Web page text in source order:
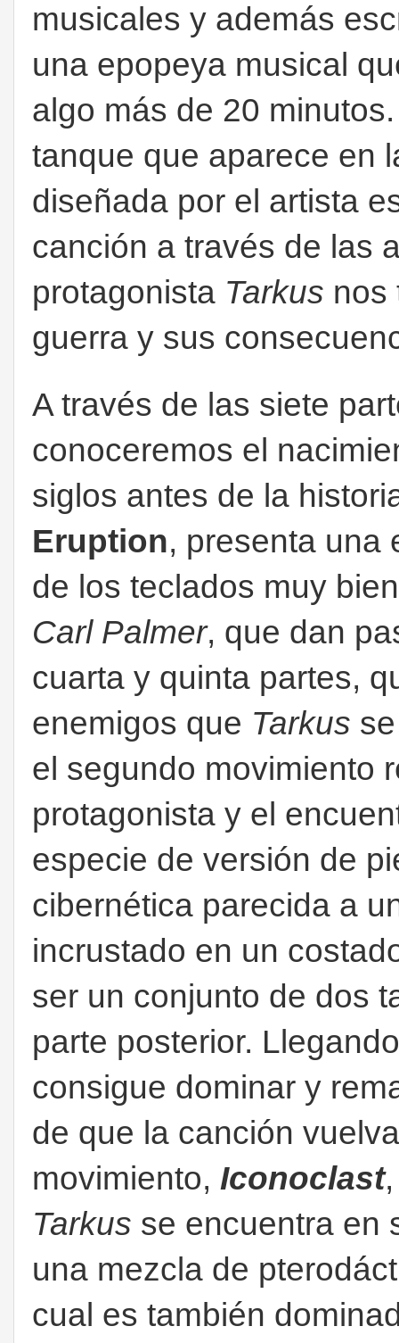
musicales y además
una epopeya musical
algo más de 20
tanque que aparece en
diseñada por el artista
canción a través de las
protagonista Tarkus nos
guerra y sus
A través de las siete
conoceremos el
siglos antes de la
Eruption, presenta una
de los teclados muy
Carl Palmer, que dan
cuarta y quinta partes,
enemigos que Tarkus
el segundo movimiento
protagonista y el
especie de versión de
cibernética parecida a
incrustado en un
ser un conjunto de dos
parte posterior.
consigue dominar y
de que la canción
movimiento, Iconoclast
Tarkus se encuentra en
una mezcla de
cual es también